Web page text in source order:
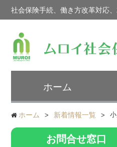
社会保険手続、働き方改革対応
ホーム
ホーム 新着情報一覧
お問合せ窓口